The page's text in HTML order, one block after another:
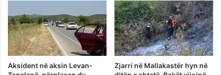
Aksident në aksin Levan-
Zjarri në Mallakastër hyn në